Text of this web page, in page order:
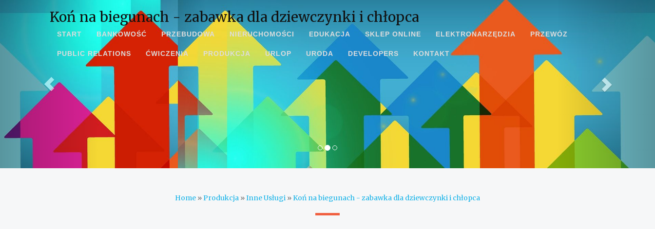
Koń na biegunach - zabawka dla dziewczynki i chłopca
START BANKOWOŚĆ PRZEBUDOWA NIERUCHOMOŚCI EDUKACJA SKLEP ONLINE ELEKTRONARZĘDZIA PRZEWÓZ
PUBLIC RELATIONS ĆWICZENIA PRODUKCJA URLOP URODA DEVELOPERS KONTAKT
Home »Produkcja »Inne Usługi »Koń na biegunach - zabawka dla dziewczynki i chłopca